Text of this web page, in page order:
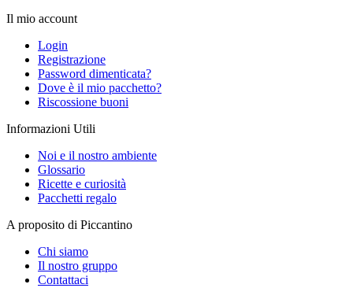
Il mio account
Login
Registrazione
Password dimenticata?
Dove è il mio pacchetto?
Riscossione buoni
Informazioni Utili
Noi e il nostro ambiente
Glossario
Ricette e curiosità
Pacchetti regalo
A proposito di Piccantino
Chi siamo
Il nostro gruppo
Contattaci